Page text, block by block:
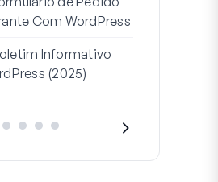
Com WordPress
Informativo
(2025)